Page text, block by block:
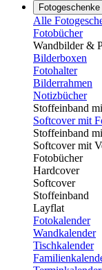
Fotogeschenke
Alle
Fotobücher
Wandbilder &
Bilderboxen
Fotohalter
Bilderrahmen
Notizbücher
Stoffeinband
Softcover mit
Stoffeinband
Softcover mit
Fotobücher
Hardcover
Softcover
Stoffeinband
Layflat
Fotokalender
Wandkalender
Tischkalender